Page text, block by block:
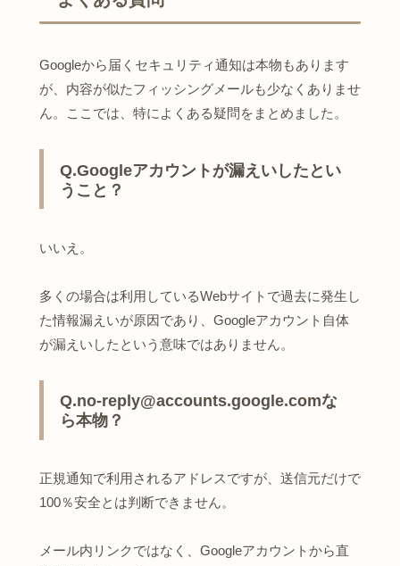
Googleから届くセキュリティ通知は本物もあります
が、内容が似たフィッシングメールも少なくありませ
ん。ここでは、特によくある疑問をまとめました。
Q.Googleアカウントが漏えいしたとい
うこと？
いいえ。
多くの場合は利用しているWebサイトで過去に発生し
た情報漏えいが原因であり、Googleアカウント自体
が漏えいしたという意味ではありません。
Q.no-reply@accounts.google.comな
ら本物？
正規通知で利用されるアドレスですが、送信元だけで
100％安全とは判断できません。
メール内リンクではなく、Googleアカウントから直